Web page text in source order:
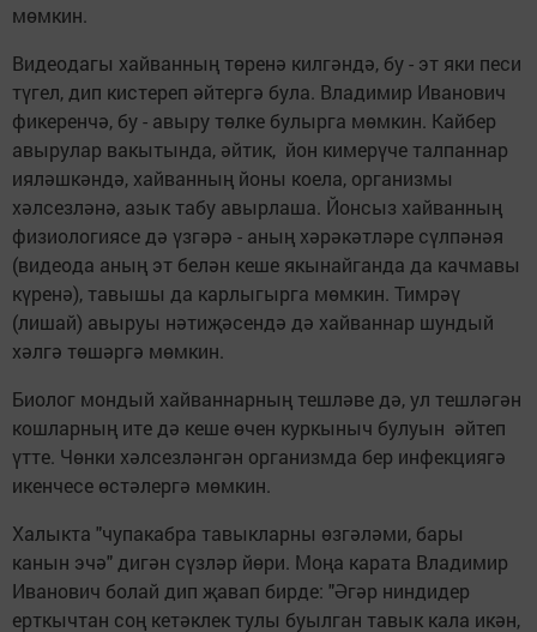
мөмкин.
Видеодагы хайванның төренә килгәндә, бу - эт яки песи
түгел, дип кистереп әйтергә була. Владимир Иванович
фикеренчә, бу - авыру төлке булырга мөмкин. Кайбер
авырулар вакытында, әйтик, йон кимерүче талпаннар
ияләшкәндә, хайванның йоны коела, организмы
хәлсезләнә, азык табу авырлаша. Йонсыз хайванның
физиологиясе дә үзгәрә - аның хәрәкәтләре сүлпәнәя
(видеода аның эт белән кеше якынайганда да качмавы
күренә), тавышы да карлыгырга мөмкин. Тимрәү
(лишай) авыруы нәтиҗәсендә дә хайваннар шундый
хәлгә төшәргә мөмкин.
Биолог мондый хайваннарның тешләве дә, ул тешләгән
кошларның ите дә кеше өчен куркыныч булуын әйтеп
үтте. Чөнки хәлсезләнгән организмда бер инфекциягә
икенчесе өстәлергә мөмкин.
Халыкта "чупакабра тавыкларны өзгәләми, бары
канын эчә" дигән сүзләр йөри. Моңа карата Владимир
Иванович болай дип җавап бирде: "Әгәр ниндидер
ерткычтан соң кетәклек тулы буылган тавык кала икән,